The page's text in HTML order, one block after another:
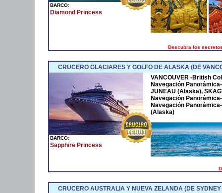
BARCO:
Diamond Princess
Descubra los
CRUCERO GLACIARES Y GOLFO DE ALASKA (DE
BARCO:
Sapphire Princess
VANCOUVER -British
Navegación
JUNEAU (Alaska),
Navegación
Navegación
(Alaska)
CRUCERO AUSTRALIA Y NUEVA ZELANDA (DE